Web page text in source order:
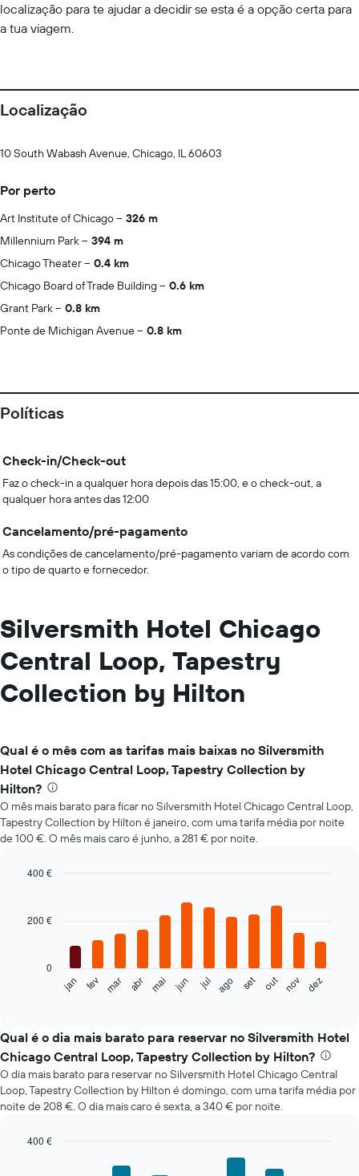
localização para te ajudar a decidir se esta é a opção certa para
a tua viagem.
Localização
10 South Wabash Avenue, Chicago, IL 60603
Por perto
Art Institute of Chicago
326 m
Millennium Park
394 m
Chicago Theater
0.4 km
Chicago Board of Trade Building
0.6 km
Grant Park
0.8 km
Ponte de Michigan Avenue
0.8 km
Políticas
Check-in/Check-out
Faz o check-in a qualquer hora depois das 15:00, e o check-out, a
qualquer hora antes das 12:00
Cancelamento/pré-pagamento
As condições de cancelamento/pré-pagamento variam de acordo com
o tipo de quarto e fornecedor.
Silversmith Hotel Chicago
Central Loop, Tapestry
Collection by Hilton
Qual é o mês com as tarifas mais baixas no Silversmith
Hotel Chicago Central Loop, Tapestry Collection by
Hilton?
O mês mais barato para ficar no Silversmith Hotel Chicago Central Loop,
Tapestry Collection by Hilton é janeiro, com uma tarifa média por noite
de 100 €. O mês mais caro é junho, a 281 € por noite.
with
12
o
preço
médio
de
um
quarto
cada
jan fev mar abr mai jun jul ago set out nov dez
0
200 €
400 €
Qual é o dia mais barato para reservar no Silversmith Hotel
Chicago Central Loop, Tapestry Collection by Hilton?
O dia mais barato para reservar no Silversmith Hotel Chicago Central
Loop, Tapestry Collection by Hilton é domingo, com uma tarifa média por
noite de 208 €. O dia mais caro é sexta, a 340 € por noite.
400 €